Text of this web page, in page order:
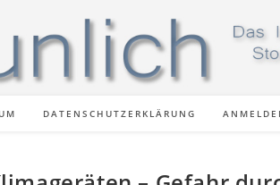
DATENSCHUTZERKLÄRUNG